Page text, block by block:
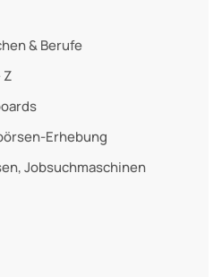
& Berufe
Z
Erhebung
Jobsuchmaschinen